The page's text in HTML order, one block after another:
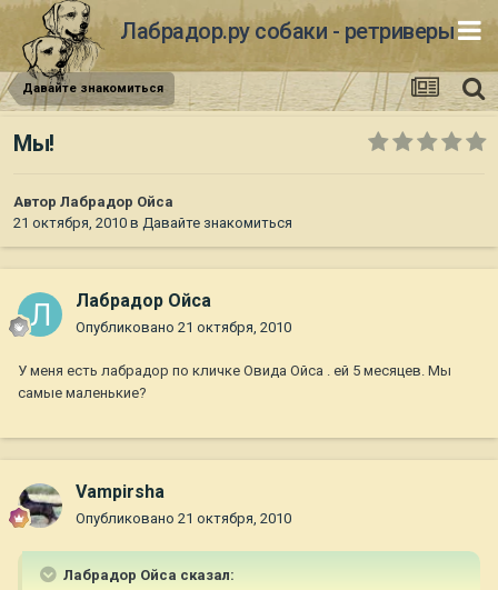
Лабрадор.ру собаки - ретриверы
Давайте знакомиться
Мы!
Автор Лабрадор Ойса
21 октября, 2010 в Давайте знакомиться
Лабрадор Ойса
Опубликовано 21 октября, 2010
У меня есть лабрадор по кличке Овида Ойса . ей 5 месяцев. Мы
самые маленькие?
Vampirsha
Опубликовано 21 октября, 2010
Лабрадор Ойса сказал: